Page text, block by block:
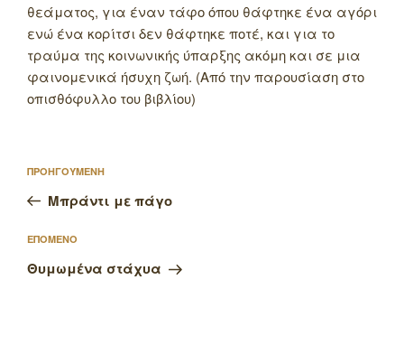
θεάματος, για έναν τάφο όπου θάφτηκε ένα αγόρι
ενώ ένα κορίτσι δεν θάφτηκε ποτέ, και για το
τραύμα της κοινωνικής ύπαρξης ακόμη και σε μια
φαινομενικά ήσυχη ζωή. (Από την παρουσίαση στο
οπισθόφυλλο του βιβλίου)
άρθρων
Προηγούμενο
άρθρο
ΠΡΟΗΓΟΥΜΕΝΗ
Μπράντι με πάγο
Επόμενο
άρθρο
ΕΠΟΜΕΝΟ
Θυμωμένα στάχυα